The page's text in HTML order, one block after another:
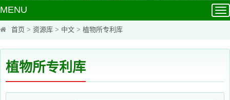
MENU
首页 > 资源库 > 中文 > 植物所专利库
植物所专利库